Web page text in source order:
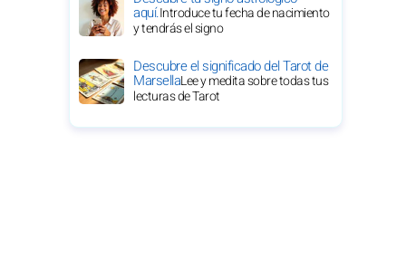
aquí.Introduce tu fecha de nacimiento
y tendrás el signo
Descubre el significado del Tarot de
MarsellaLee y medita sobre todas tus
lecturas de Tarot